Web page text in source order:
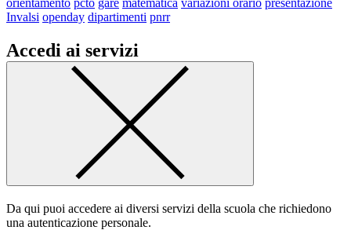
Invalsi openday dipartimenti pnrr
Accedi ai servizi
Da qui puoi accedere ai diversi servizi della scuola che richiedono
una autenticazione personale.